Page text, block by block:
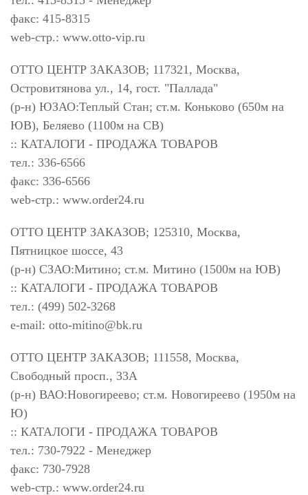
факс: 415-8315
web-стр.: www.otto-vip.ru
ОТТО ЦЕНТР ЗАКАЗОВ; 117321, Москва,
Островитянова ул., 14, гост. "Паллада"
(р-н) ЮЗАО:Теплый Стан; ст.м. Коньково (650м на
ЮВ), Беляево (1100м на СВ)
:: КАТАЛОГИ - ПРОДАЖА ТОВАРОВ
тел.: 336-6566
факс: 336-6566
web-стр.: www.order24.ru
ОТТО ЦЕНТР ЗАКАЗОВ; 125310, Москва,
Пятницкое шоссе, 43
(р-н) СЗАО:Митино; ст.м. Митино (1500м на ЮВ)
:: КАТАЛОГИ - ПРОДАЖА ТОВАРОВ
тел.: (499) 502-3268
e-mail: otto-mitino@bk.ru
ОТТО ЦЕНТР ЗАКАЗОВ; 111558, Москва,
Свободный просп., 33А
(р-н) ВАО:Новогиреево; ст.м. Новогиреево (1950м на
Ю)
:: КАТАЛОГИ - ПРОДАЖА ТОВАРОВ
тел.: 730-7922 - Менеджер
факс: 730-7928
web-стр.: www.order24.ru